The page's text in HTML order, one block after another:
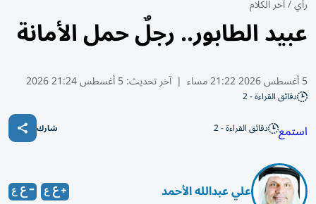
رأي/آخر الكلام
عبيد الطابور.. رجلٌ حمل الأمانة
5 أغسطس 2026 21:22 مساء | آخر تحديث:5 أغسطس 21:24 2026
دقائق القراءة - 2
استمع دقائق القراءة - 2 شارك
علي عبدالله الأحمد